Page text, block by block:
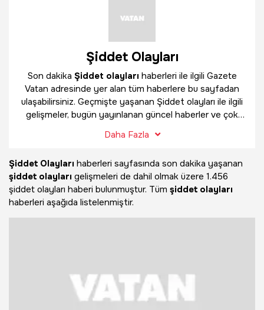
Şiddet Olayları
Son dakika Şiddet olayları haberleri ile ilgili Gazete
Vatan adresinde yer alan tüm haberlere bu sayfadan
ulaşabilirsiniz. Geçmişte yaşanan Şiddet olayları ile ilgili
gelişmeler, bugün yayınlanan güncel haberler ve çok
bulabilirsiniz.
Daha Fazla
Şiddet Olayları haberleri sayfasında son dakika yaşanan
şiddet olayları gelişmeleri de dahil olmak üzere 1.456
şiddet olayları haberi bulunmuştur. Tüm şiddet olayları
haberleri aşağıda listelenmiştir.